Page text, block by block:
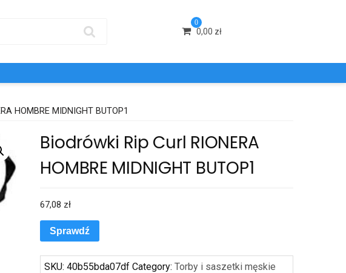
0
0,00 zł
HOMBRE MIDNIGHT BUTOP1
Biodrówki Rip Curl RIONERA
HOMBRE MIDNIGHT BUTOP1
67,08 zł
Sprawdź
SKU:40b55bda07df Category:Torby i saszetki męskie